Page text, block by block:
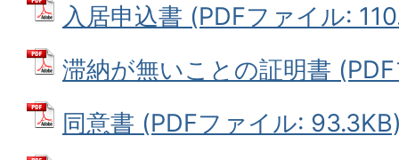
入居申込書 (PDFファイル:
滞納が無いことの証明書
同意書 (PDFファイル: